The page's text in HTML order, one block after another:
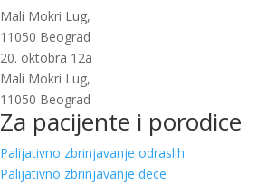
Mali Mokri Lug,
11050 Beograd
20. oktobra 12a
Mali Mokri Lug,
11050 Beograd
Za pacijente i porodice
Palijativno zbrinjavanje odraslih
Palijativno zbrinjavanje dece